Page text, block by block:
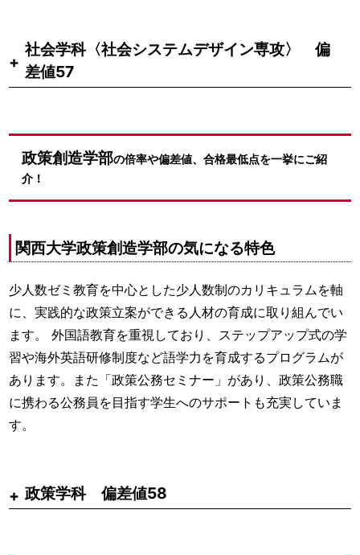
社会学科〈社会システムデザイン専攻〉 偏
差値57
政策創造学部の倍率や偏差値、合格最低点を一挙にご紹
介！
関西大学政策創造学部の気になる特色
少人数ゼミ教育を中心とした少人数制のカリキュラムを軸
に、実践的な政策立案ができる人材の育成に取り組んでい
ます。 外国語教育を重視しており、ステップアップ式の学
習や海外英語研修制度など語学力を育成するプログラムが
あります。また「政策公務セミナー」があり、政策公務職
に携わる公務員を目指す学生へのサポートも充実していま
す。
政策学科 偏差値58